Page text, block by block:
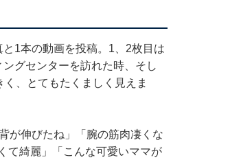
1本の動画を投稿。1、2枚目は
グセンターを訪れた時、そし
、とてもたくましく見えま
が伸びたね」「腕の筋肉凄くな
て綺麗」「こんな可愛いママが